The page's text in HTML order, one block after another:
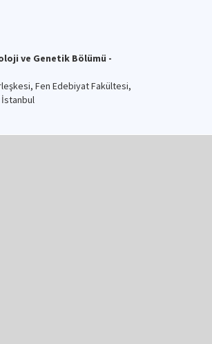
ve Genetik Bölümü -
Fen Edebiyat Fakültesi,
İstanbul